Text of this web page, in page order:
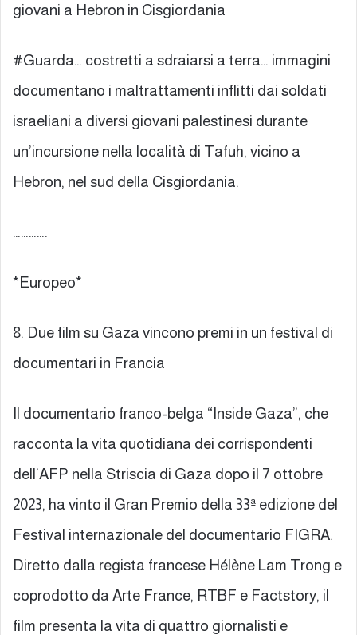
giovani a Hebron in Cisgiordania
#Guarda… costretti a sdraiarsi a terra… immagini
documentano i maltrattamenti inflitti dai soldati
israeliani a diversi giovani palestinesi durante
un’incursione nella località di Tafuh, vicino a
Hebron, nel sud della Cisgiordania.
………….
*Europeo*
8. Due film su Gaza vincono premi in un festival di
documentari in Francia
Il documentario franco-belga “Inside Gaza”, che
racconta la vita quotidiana dei corrispondenti
dell’AFP nella Striscia di Gaza dopo il 7 ottobre
2023, ha vinto il Gran Premio della 33ª edizione del
Festival internazionale del documentario FIGRA.
Diretto dalla regista francese Hélène Lam Trong e
coprodotto da Arte France, RTBF e Factstory, il
film presenta la vita di quattro giornalisti e